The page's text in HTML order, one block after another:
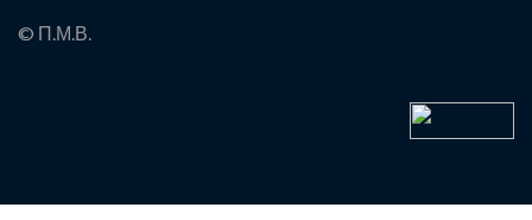
© П.М.В.